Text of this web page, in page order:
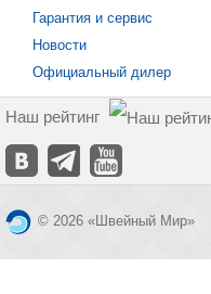
Гарантия и сервис
Новости
Официальный дилер
Наш рейтинг
© 2026 «Швейный Мир»